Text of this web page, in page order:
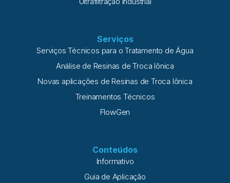
Serviços
Serviços Técnicos para o Tratamento de Água
Análise de Resinas de Troca Iônica
Novas aplicações de Resinas de Troca Iônica
Treinamentos Técnicos
FlowGen
Conteúdos
Informativo
Guia de Aplicação